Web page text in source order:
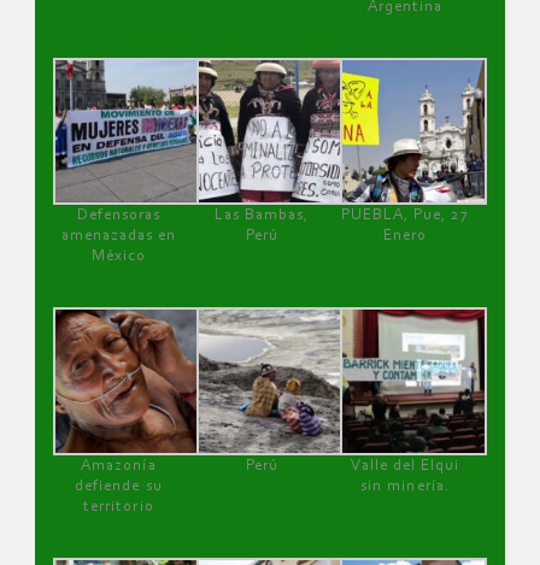
Argentina
Defensoras
amenazadas en
México
Las Bambas,
Perú
PUEBLA, Pue, 27
Enero
Amazonía
defiende su
territorio
Perú
Valle del Elqui
sin minería.